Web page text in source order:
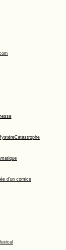
Catastrophe
d'un comics